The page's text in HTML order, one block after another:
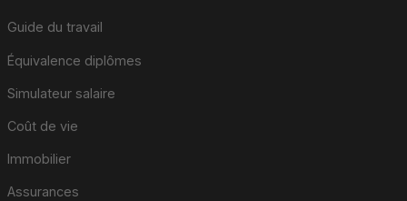
Guide du travail
Équivalence diplômes
Simulateur salaire
Coût de vie
Immobilier
Assurances